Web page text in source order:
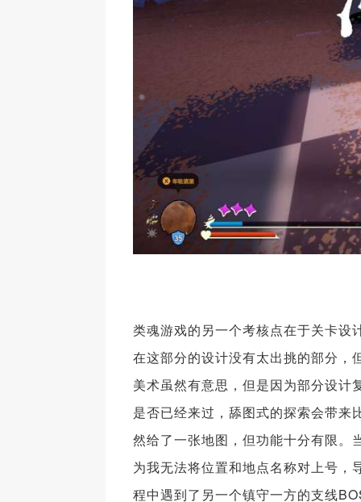
类魂游戏的另一个考核点在于关卡设
在这部分的设计没有太出挑的部分，
美术虽然有意思，但是因为部分设计
是否已经来过，舔图式的探索会带来
然给了一张地图，但功能十分有限。
为我无法将位置和地点名称对上号，
程中遇到了另一个镇守一方的支线